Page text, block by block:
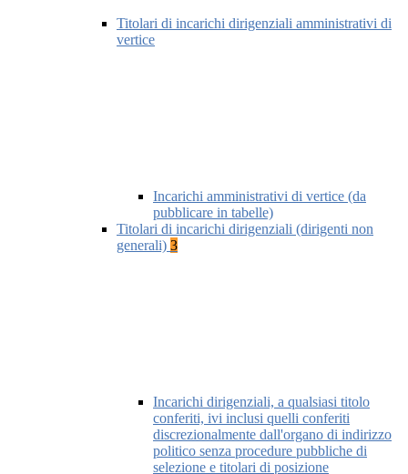
Titolari di incarichi dirigenziali amministrativi di
vertice
Incarichi amministrativi di vertice (da
pubblicare in tabelle)
Titolari di incarichi dirigenziali (dirigenti non
generali) 3
Incarichi dirigenziali, a qualsiasi titolo
conferiti, ivi inclusi quelli conferiti
discrezionalmente dall'organo di indirizzo
politico senza procedure pubbliche di
selezione e titolari di posizione